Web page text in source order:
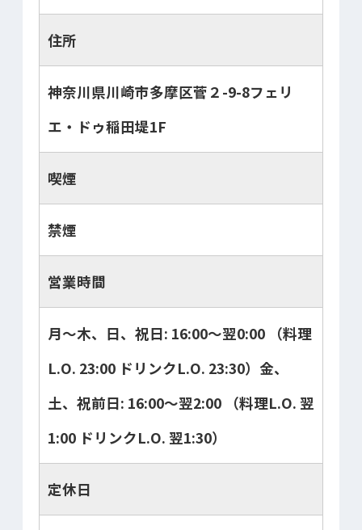
住所
神奈川県川崎市多摩区菅２-9-8フェリ
エ・ドゥ稲田堤1F
喫煙
禁煙
営業時間
月～木、日、祝日: 16:00～翌0:00 （料理
L.O. 23:00 ドリンクL.O. 23:30）金、
土、祝前日: 16:00～翌2:00 （料理L.O. 翌
1:00 ドリンクL.O. 翌1:30）
定休日